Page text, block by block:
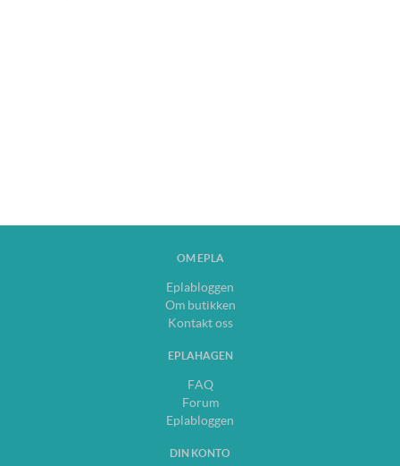
OM EPLA
Eplabloggen
Om butikken
Kontakt oss
EPLAHAGEN
FAQ
Forum
Eplabloggen
DIN KONTO